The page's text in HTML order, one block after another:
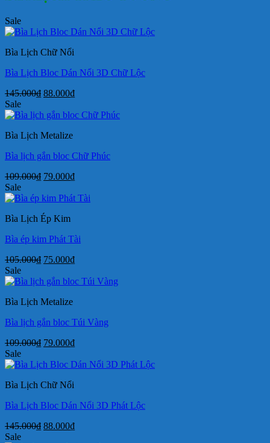
Sale
Bìa Lịch Chữ Nổi
Bìa Lịch Bloc Dán Nổi 3D Chữ Lộc
145.000₫ Giá
là:
88.000₫Giá
tại
Sale
Bìa Lịch Metalize
Bìa lịch gắn bloc Chữ Phúc
109.000₫ Giá
là:
79.000₫Giá
tại
Sale
Bìa Lịch Ép Kim
Bìa ép kim Phát Tài
105.000₫ Giá
là:
75.000₫Giá
tại
Sale
Bìa Lịch Metalize
Bìa lịch gắn bloc Túi Vàng
109.000₫ Giá
là:
79.000₫Giá
tại
Sale
Bìa Lịch Chữ Nổi
Bìa Lịch Bloc Dán Nổi 3D Phát Lộc
145.000₫ Giá
88.000₫Giá
Sale